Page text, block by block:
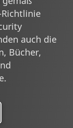
auch die
Bücher,